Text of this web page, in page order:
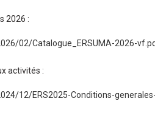
2026 :
02/Catalogue_ERSUMA-2026-
activités :
12/ERS2025-Conditions-